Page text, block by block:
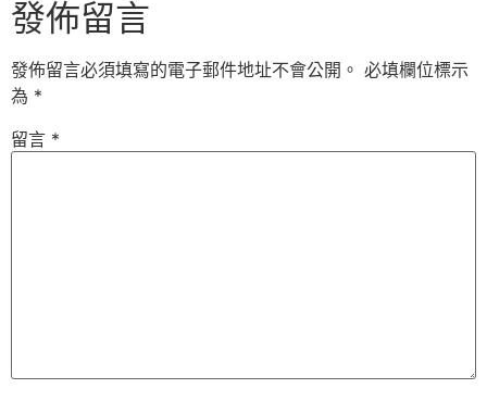
發佈留言
發佈留言必須填寫的電子郵件地址不會公開。 必填欄位標示
為 *
留言 *